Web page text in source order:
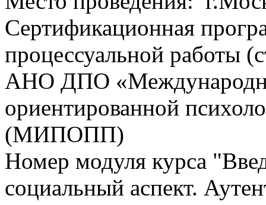
Сертификационная
процессуальной работы
АНО ДПО
ориентированной
(МИПОПП)
Номер модуля курса
социальный аспект.